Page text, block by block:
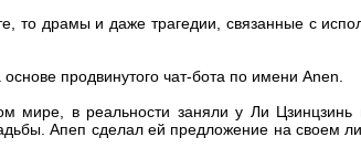
то драмы и даже трагедии, связанные с
продвинутого чат-бота по имени Anen.
мире, в реальности заняли у Ли Цзинцзинь
Апеп сделал ей предложение на своем